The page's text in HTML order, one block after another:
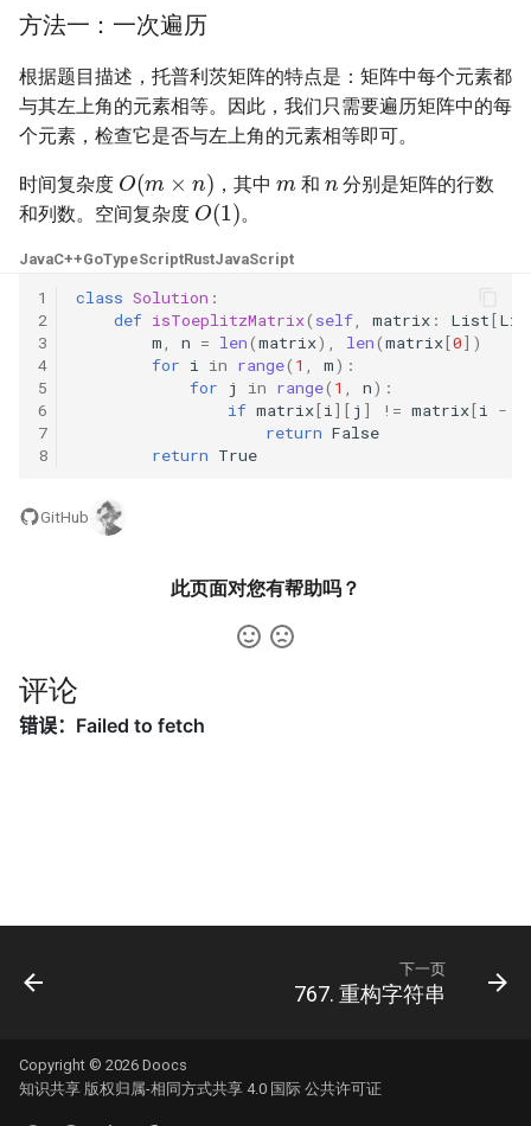
列
34. 二叉树中和为某一值的路
径
36. 二叉搜索树与双向链表
38. 字符串的排列
39. 数组中出现次数超过一半
的数字
41. 数据流中的中位数
42. 连续子数组的最大和
43. 1 ～ n 整数中 1 出现的次
数
44. 数字序列中某一位的数字
48. 最长不含重复字符的子字
49. 丑数
是 O(1) 的容器
31. 最近最少使用缓存
32. 有效的变位词
33. 变位词组
35. 最小时间差
36. 后缀表达式
37. 小行星碰撞
39. 直方图最大矩形面积
40. 矩阵中最大的矩形
42. 最近请求次数
47. 二叉树剪枝
48. 序列化与反序列化二叉树
5.1. 插入
5.2. 二进制数转字符串
5.3. 翻转数位
5.4. 下一个数
5.6. 整数转换
5.7. 配对交换
5.8. 绘制直线
8.1. 三步问题
8.3. 魔术索引
8.6. 汉诺塔问题
8.12. 八皇后
8.13. 堆箱子
方法一：一次遍历
根据题目描述，托普利茨矩阵的特点是：矩阵中每个元素都
与其左上角的元素相等。因此，我们只需要遍历矩阵中的每
个元素，检查它是否与左上角的元素相等即可。
时间复杂度
O ( )
，其中 和
分别是矩阵的行数
和列数。空间复杂度
O(1)
。
JavaC++GoTypeScriptRustJavaScript
1
2
3
4
5
6
7
8
class Solution :
def isToeplitzMatrix( self, matrix : List[
m, n = len(matrix), len(matrix[0])
for i in range( 1 , m):
for
j in range( 1 , n):
if matrix[i][ j ] != matrix[i -
return False
return True
GitHub
此页面对您有帮助吗？
评论
下一页
767. 重构字符串
Copyright © 2026 Doocs
知识共享 版权归属-相同方式共享 4.0 国际 公共许可证